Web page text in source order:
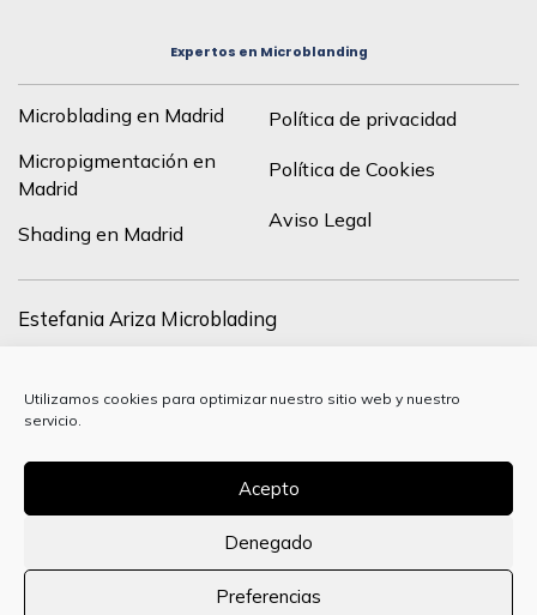
Utilizamos cookies para optimizar nuestro sitio web y nuestro
servicio.
Acepto
Denegado
Preferencias
Expertos en Microblanding
Microblading en Madrid
Micropigmentación en
Madrid
Shading en Madrid
Política de privacidad
Política de Cookies
Aviso Legal
Estefania Ariza Microblading
+34 627 24 37 84